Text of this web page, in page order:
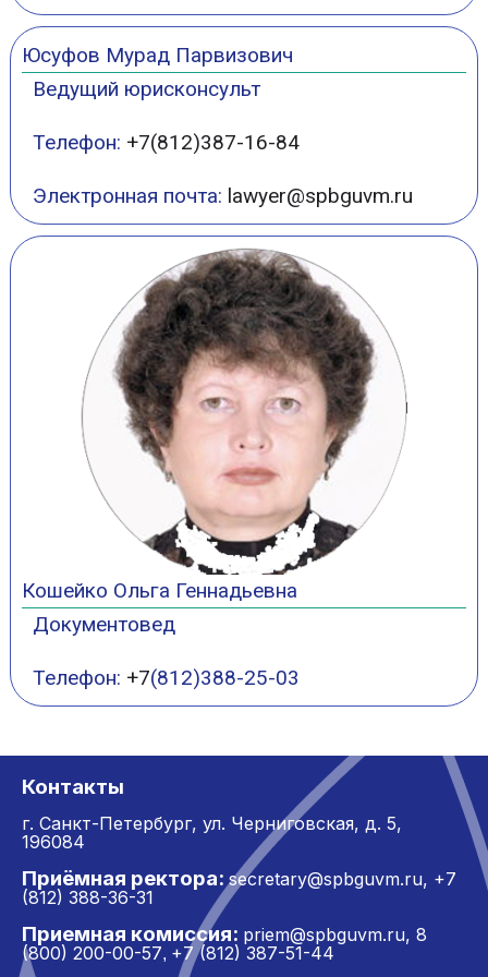
Юсуфов Мурад Парвизович
Ведущий юрисконсульт
Телефон: +7(812)387-16-84
Электронная почта: lawyer@spbguvm.ru
Кошейко Ольга Геннадьевна
Документовед
Телефон: +7(812)388-25-03
Контакты
г. Санкт-Петербург, ул. Черниговская, д. 5,
196084
Приёмная ректора: secretary@spbguvm.ru, +7
(812) 388-36-31
Приемная комиссия: priem@spbguvm.ru, 8
(800) 200-00-57, +7 (812) 387-51-44